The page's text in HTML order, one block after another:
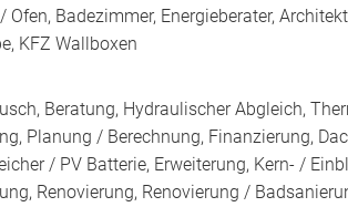
Badezimmer, Energieberater,
KFZ Wallboxen
Beratung, Hydraulischer Abgleich,
Planung / Berechnung, Finanzierung,
/ PV Batterie, Erweiterung, Kern- /
Renovierung, Renovierung /